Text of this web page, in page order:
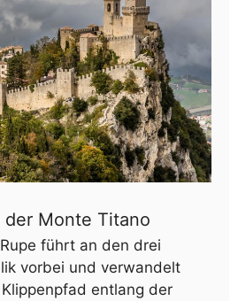
der Monte Titano
führt an den drei
vorbei und verwandelt
entlang der